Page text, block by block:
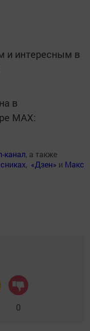
и интересным в
в
MАХ:
канал, а также
, «Дзен» и Макс
0